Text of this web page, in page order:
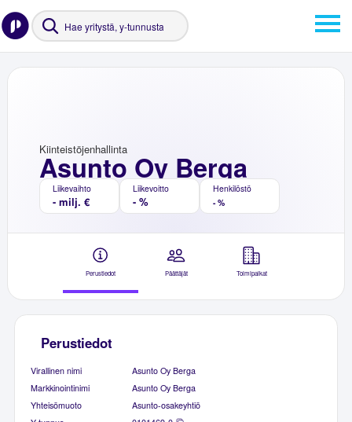
Asunto Oy Berga
Kiinteistöjenhallinta
Liikevaihto
- milj. €
Liikevoitto
- %
Henkilöstö
- %
Perustiedot Päättäjät Toimipaikat
Perustiedot
Virallinen nimi
Asunto Oy Berga
Markkinointinimi
Asunto Oy Berga
Yhteisömuoto
Asunto-osakeyhtiö